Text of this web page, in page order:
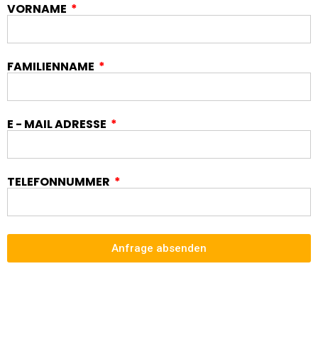
VORNAME
FAMILIENNAME
E - MAIL ADRESSE
TELEFONNUMMER
Anfrage absenden